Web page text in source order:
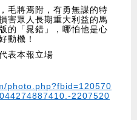
毛將焉附，有勇無謀的特
害眾人長期重大利益的馬
的「晁錯」，哪怕他是心
動機！
表本報立場
photo.php?fbid=120570
2207520